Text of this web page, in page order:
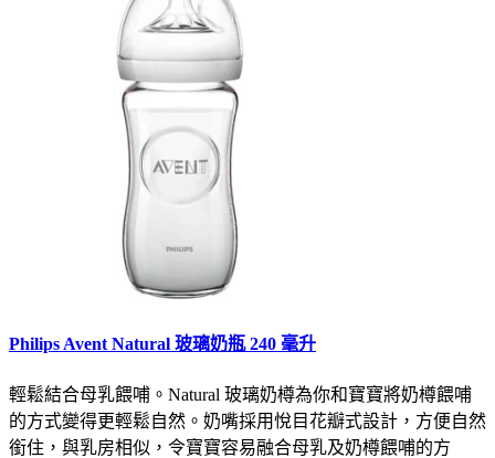
Philips Avent Natural 玻璃奶瓶 240 毫升
輕鬆結合母乳餵哺。Natural 玻璃奶樽為你和寶寶將奶樽餵哺
的方式變得更輕鬆自然。奶嘴採用悅目花瓣式設計，方便自然
銜住，與乳房相似，令寶寶容易融合母乳及奶樽餵哺的方